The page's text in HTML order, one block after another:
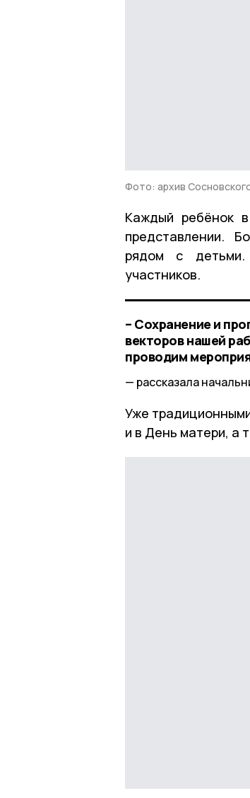
Фото: архив
Каждый ребёнок
представлении.
рядом с детьми.
участников.
– Сохранение и
векторов нашей
проводим
рассказала
Уже
и в День матери, а